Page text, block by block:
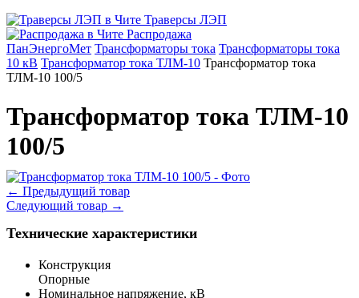
Траверсы ЛЭП
Распродажа
ПанЭнергоМет Трансформаторы тока Трансформаторы тока
10 кВ Трансформатор тока ТЛМ-10 Трансформатор тока
ТЛМ-10 100/5
Трансформатор тока ТЛМ-10
100/5
← Предыдущий товар
Следующий товар →
Технические характеристики
Конструкция
Опорные
Номинальное напряжение, кВ